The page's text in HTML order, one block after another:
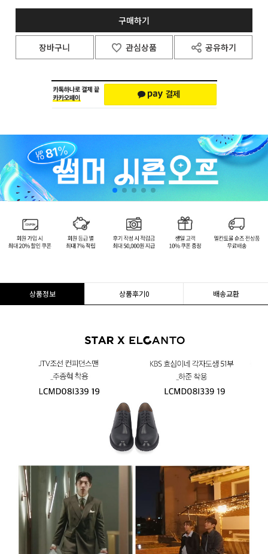
구매하기
장바구니 관심상품 공유하기
상품정보 상품후기0 배송교환